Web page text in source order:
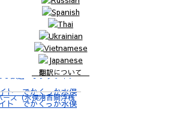
ー定期便 時刻表
じ鉄道 レンタサイク
ース（水俣港百間浮桟
翻訳について